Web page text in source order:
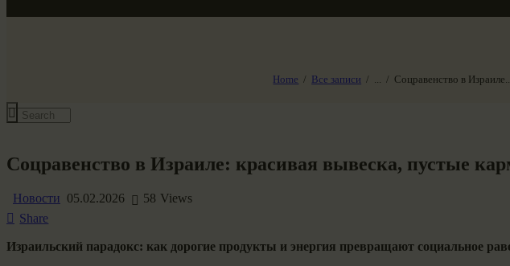
Home Все записи ... Соцравенство в
Соцравенство в Израиле: красивая вывеска, пустые
Новости 05.02.2026 58 Views
Share
Израильский парадокс: как дорогие продукты и энергия превращают социальное